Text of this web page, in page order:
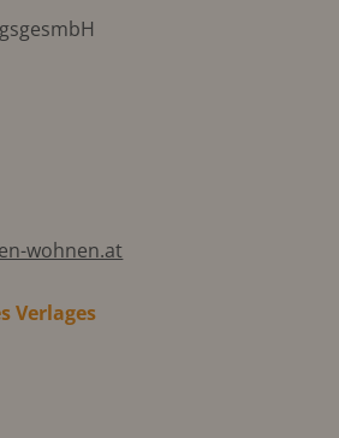
wohnen.at
Verlages